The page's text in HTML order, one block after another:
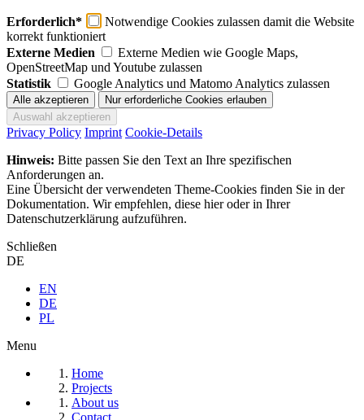
Erforderlich*
Notwendige Cookies zulassen damit die Website
korrekt funktioniert
Externe Medien
Externe Medien wie Google Maps,
OpenStreetMap und Youtube zulassen
Statistik
Google Analytics und Matomo Analytics zulassen
Privacy Policy Imprint Cookie-Details
Hinweis: Bitte passen Sie den Text an Ihre spezifischen
Anforderungen an.
Eine Übersicht der verwendeten Theme-Cookies finden Sie in der
Dokumentation. Wir empfehlen, diese hier oder in Ihrer
Datenschutzerklärung aufzuführen.
Schließen
DE
EN
DE
PL
Menu
Home
Projects
About us
Contact